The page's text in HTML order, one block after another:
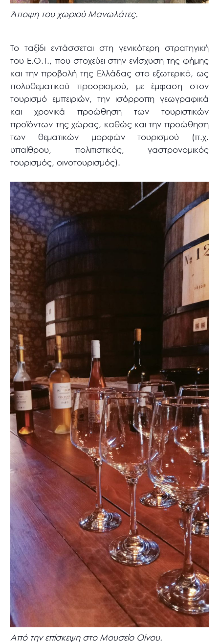
Άποψη του χωριού Μανωλάτες.
Το ταξίδι εντάσσεται στη γενικότερη στρατηγική
του Ε.Ο.Τ., που στοχεύει στην ενίσχυση της φήμης
και την προβολή της Ελλάδας στο εξωτερικό, ως
πολυθεματικού προορισμού, με έμφαση στον
τουρισμό εμπειριών, την ισόρροπη γεωγραφικά
και χρονικά προώθηση των τουριστικών
προϊόντων της χώρας, καθώς και την προώθηση
των θεματικών μορφών τουρισμού (π.χ.
υπαίθρου, πολιτιστικός, γαστρονομικός
τουρισμός, οινοτουρισμός).
Από την επίσκεψη στο Μουσείο Οίνου.